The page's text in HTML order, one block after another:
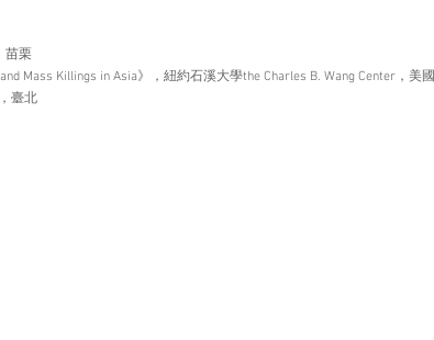
苗栗
Mass Killings in Asia》，紐約石溪大學the Charles B. Wang Center，美國
臺北